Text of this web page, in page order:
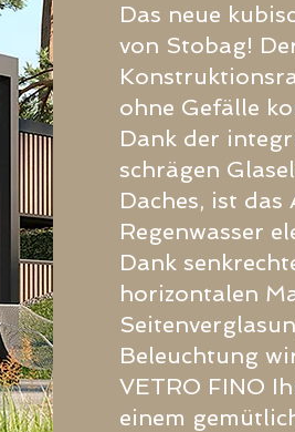
Das neue
von Stobag!
ohne Gefälle
Dank der
schrägen
Daches, ist
Regenwasser
Dank
horizontalen
Beleuchtung
VETRO FINO
einem